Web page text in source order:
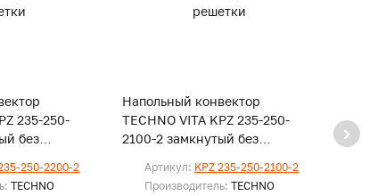
235-250-
без
250-2200-2
TECHNO
Напольный конвектор
TECHNO VITA KPZ 235-250-
2100-2 замкнутый без
Артикул: KPZ 235-250-2100-2
Производитель:TECHNO